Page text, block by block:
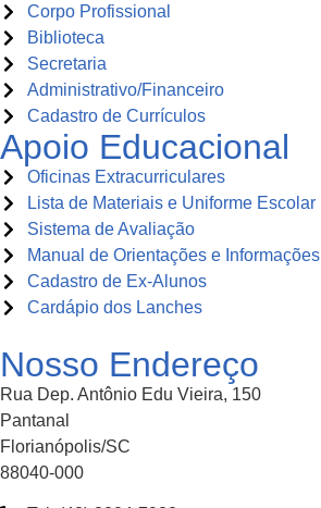
Corpo Profissional
Biblioteca
Secretaria
Administrativo/Financeiro
Cadastro de Currículos
Apoio Educacional
Oficinas Extracurriculares
Lista de Materiais e Uniforme Escolar
Sistema de Avaliação
Manual de Orientações e Informações
Cadastro de Ex-Alunos
Cardápio dos Lanches
Nosso Endereço
Rua Dep. Antônio Edu Vieira, 150
Pantanal
Florianópolis/SC
88040-000